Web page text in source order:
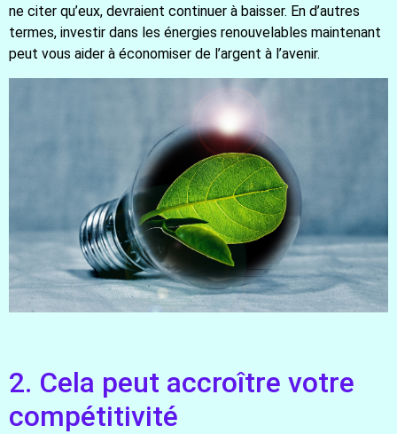
ne citer qu’eux, devraient continuer à baisser. En d’autres
termes, investir dans les énergies renouvelables maintenant
peut vous aider à économiser de l’argent à l’avenir.
2. Cela peut accroître votre
compétitivité